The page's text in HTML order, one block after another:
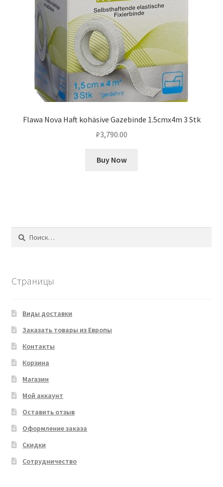
Flawa Nova Haft kohäsive Gazebinde 1.5cmx4m 3 Stk
₽3,790.00
Buy Now
Найти:
Страницы
Виды доставки
Заказать товары из Европы
Контакты
Корзина
Магазин
Мой аккаунт
Оставить отзыв
Оформление заказа
Скидки
Сотрудничество